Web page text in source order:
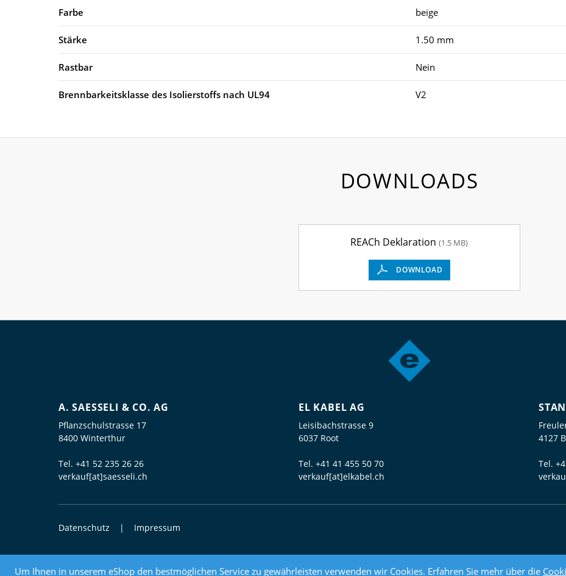
Um Ihnen in unserem eShop den bestmöglichen Service zu gewährleisten verwenden wir Cookies. Erfahren Sie mehr über die
Farbe beige
Stärke 1.50 mm
Rastbar Nein
Brennbarkeitsklasse des Isolierstoffs nach UL94 V2
DOWNLOADS
REACh Deklaration(1.5 MB)
DOWNLOAD
A. SAESSELI & CO. AG
Pflanzschulstrasse 17
8400 Winterthur
Tel. +41 52 235 26 26
verkauf[at]saesseli.ch
EL KABEL AG
Leisibachstrasse 9
6037 Root
Tel. +41 41 455 50 70
verkauf[at]elkabel.ch
4127
Tel.
Datenschutz Impressum